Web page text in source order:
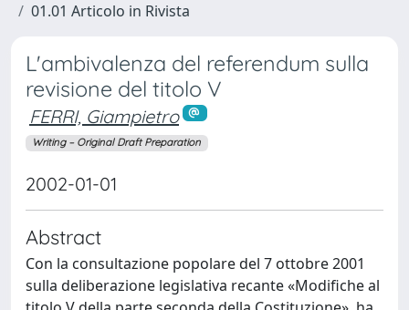
01.01 Articolo in Rivista
L'ambivalenza del referendum sulla
revisione del titolo V
FERRI, Giampietro
Writing – Original Draft Preparation
2002-01-01
Abstract
Con la consultazione popolare del 7 ottobre 2001
sulla deliberazione legislativa recante «Modifiche al